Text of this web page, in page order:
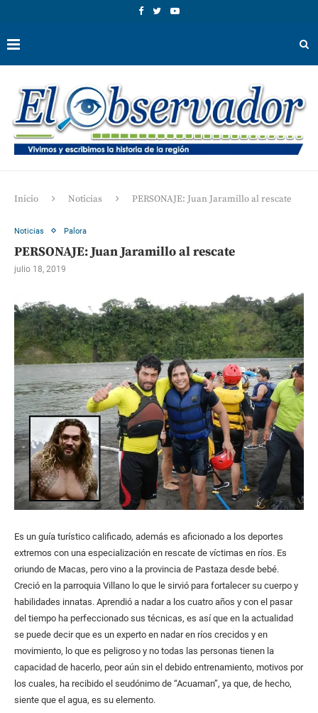
Inicio Noticias PERSONAJE: Juan Jaramillo al rescate
Noticias Palora
PERSONAJE: Juan Jaramillo al rescate
julio 18, 2019
Es un guía turístico calificado, además es aficionado a los deportes
extremos con una especialización en rescate de víctimas en ríos. Es
oriundo de Macas, pero vino a la provincia de Pastaza desde bebé.
Creció en la parroquia Villano lo que le sirvió para fortalecer su cuerpo y
habilidades innatas. Aprendió a nadar a los cuatro años y con el pasar
del tiempo ha perfeccionado sus técnicas, es así que en la actualidad
se puede decir que es un experto en nadar en ríos crecidos y en
movimiento, lo que es peligroso y no todas las personas tienen la
capacidad de hacerlo, peor aún sin el debido entrenamiento, motivos por
los cuales, ha recibido el seudónimo de “Acuaman”, ya que, de hecho,
siente que el agua, es su elemento.